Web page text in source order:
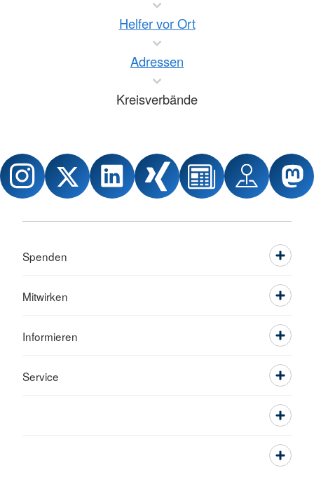
Helfer vor Ort
Adressen
Kreisverbände
Spenden
Mitwirken
Informieren
Service